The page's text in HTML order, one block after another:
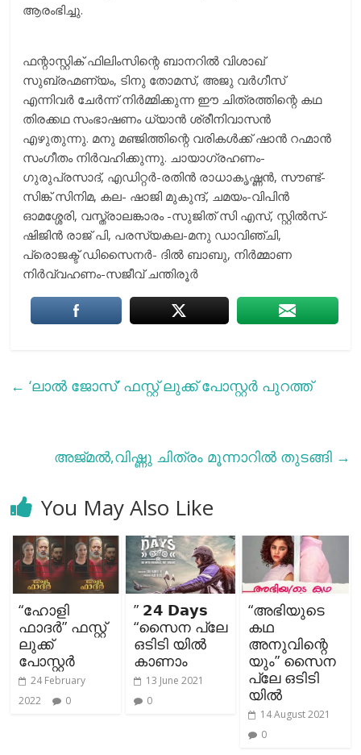
ആരംഭിച്ചു.
ഫന്റാസ്റ്റിക് ഫിലിംസിന്റെ ബാനറിൽ വിശാഖ്
സുബ്രഹ്മണ്യം, ടിനു തോമസ്, അജു വർഗീസ്
എന്നിവർ ചേർന്ന് നിർമ്മിക്കുന്ന ഈ ചിത്രത്തിന്റെ കഥ
തിരക്കഥ സംഭാഷണം ധ്യാന്‍ ശ്രീനിവാസന്‍
എഴുതുന്നു. മനു മഞ്ജിത്തിന്റെ വരികൾക്ക് ഷാൻ റഹ്മാൻ
സംഗീതം നിർവഹിക്കുന്നു. ചായാഗ്രഹണം-
ഗുരുപ്രസാദ്, എഡിറ്റർ-രതിൻ രാധാകൃഷ്ണൻ, സൗണ്ട്-
സിങ്ക് സിനിമ, കല- ഷാജി മുകുന്ദ്, ചമയം-വിപിൻ
ഓമശ്ശേരി, വസ്ത്രാലങ്കാരം -സുജിത് സി എസ്, സ്റ്റിൽസ്-
ഷിജിൻ രാജ് പി, പരസ്യകല-മനു ഡാവിഞ്ചി,
പ്രൊജക്ട് ഡിസൈനർ- ദിൽ ബാബു, നിർമ്മാണ
നിർവ്വഹണം-സജീവ് ചന്തിരൂർ
← ‘ലാല്‍ ജോസ്’ ഫസ്റ്റ് ലുക്ക് പോസ്റ്റർ പുറത്ത്
അജ്മല്‍,വിഷ്ണു ചിത്രം മൂന്നാറില്‍ തുടങ്ങി →
You May Also Like
“ഹോളി
ഫാദർ” ഫസ്റ്റ്
ലുക്ക്
പോസ്റ്റർ
24 February
2022
0
” 𝟮𝟰 𝗗𝗮𝘆𝘀
“സൈന പ്ലേ
ഒടിടി യിൽ
കാണാം
13 June 2021
0
“അഭിയുടെ
കഥ
അനുവിന്റെ
യും” സൈന
പ്ലേ ഒടിടി
യിൽ
14 August 2021
0